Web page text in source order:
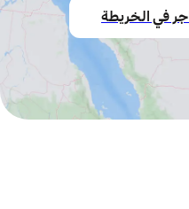
في الخريطة